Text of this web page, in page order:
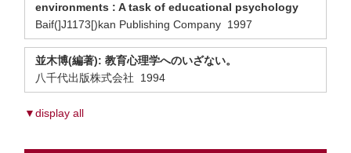
environments : A task of educational psychology
Baif(]J1173[)kan Publishing Company 1997
並木博(編著): 教育心理学へのいざない。
八千代出版株式会社 1994
▼display all